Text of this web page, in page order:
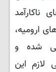
ارومیه،
شده و
لازم این